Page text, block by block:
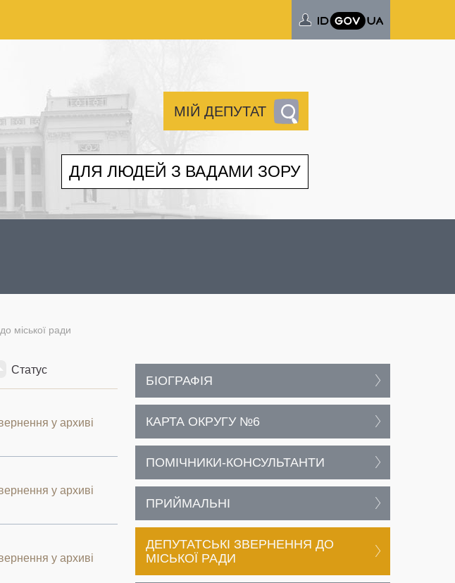
МІЙ ДЕПУТАТ
ДЛЯ ЛЮДЕЙ З ВАДАМИ ЗОРУ
міської ради
Статус
у архиві
у архиві
у архиві
БІОГРАФІЯ
КАРТА ОКРУГУ №6
ПОМІЧНИКИ-КОНСУЛЬТАНТИ
ПРИЙМАЛЬНІ
ДЕПУТАТСЬКІ ЗВЕРНЕННЯ ДО
МІСЬКОЇ РАДИ